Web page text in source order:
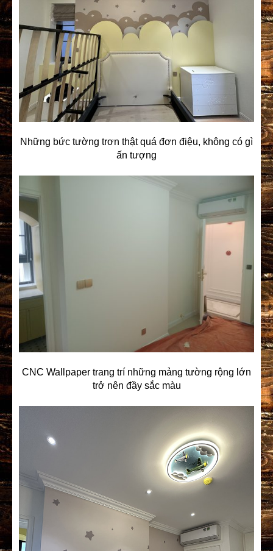
Những bức tường trơn thật quá đơn điệu, không có gì
ấn tượng
CNC Wallpaper trang trí những mảng tường rộng lớn
trở nên đầy sắc màu